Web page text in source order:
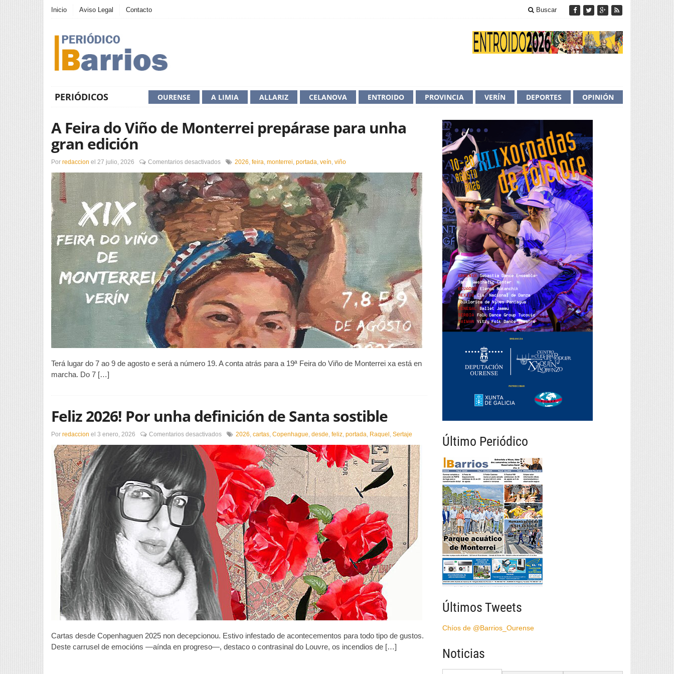
Inicio Aviso Legal Contacto Buscar
PERIÓDICOS OPINIÓN
DEPORTES
VERÍN
PROVINCIA
ENTROIDO
CELANOVA
ALLARIZ
A LIMIA
OURENSE
A Feira do Viño de Monterrei prepárase para unha
gran edición
Por redaccion el 27 julio, 2026 Comentarios desactivadosen
Feira
do
Viño
de
Monterrei
prepárase
para
unha
gran
edición
2026 feira monterrei portada veín viño
Terá lugar do 7 ao 9 de agosto e será a número 19. A conta atrás para a 19ª Feira do Viño de Monterrei xa está en
marcha. Do 7 […]
Feliz 2026! Por unha definición de Santa sostible
Por redaccion el 3 enero, 2026 Comentarios desactivadosen
unha
definición
de
Santa
sostible
2026 cartas Copenhague desde feliz portada Raquel Sertaje
Cartas desde Copenhaguen 2025 non decepcionou. Estivo infestado de acontecementos para todo tipo de gustos.
Deste carrusel de emocións —aínda en progreso—, destaco o contrasinal do Louvre, os incendios de […]
Último Periódico
Últimos Tweets
Chíos de @Barrios_Ourense
Noticias